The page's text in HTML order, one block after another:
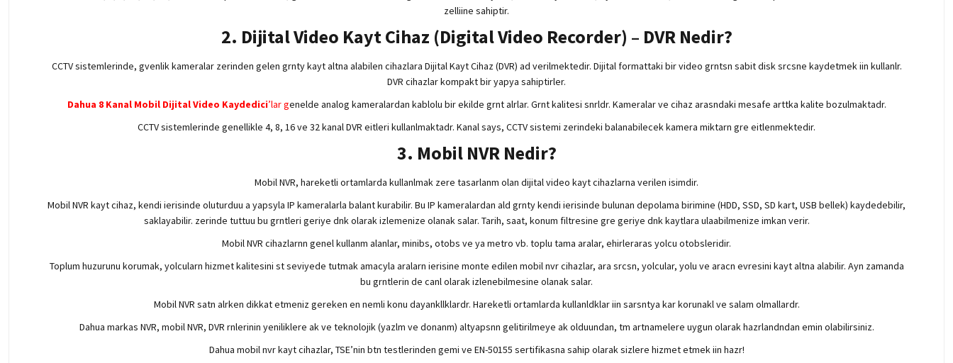
zelliine sahiptir.
2. Dijital Video Kayt Cihaz (Digital Video Recorder) – DVR Nedir?
CCTV sistemlerinde, gvenlik kameralar zerinden gelen grnty kayt altna alabilen cihazlara Dijital Kayt Cihaz (DVR) ad verilmektedir. Dijital formattaki bir video grntsn sabit disk srcsne kaydetmek iin kullanlr.
DVR cihazlar kompakt bir yapya sahiptirler.
Dahua 8 Kanal Mobil Dijital Video Kaydedici’lar genelde analog kameralardan kablolu bir ekilde grnt alrlar. Grnt kalitesi snrldr. Kameralar ve cihaz arasndaki mesafe arttka kalite bozulmaktadr.
CCTV sistemlerinde genellikle 4, 8, 16 ve 32 kanal DVR eitleri kullanlmaktadr. Kanal says, CCTV sistemi zerindeki balanabilecek kamera miktarn gre eitlenmektedir.
3. Mobil NVR Nedir?
Mobil NVR, hareketli ortamlarda kullanlmak zere tasarlanm olan dijital video kayt cihazlarna verilen isimdir.
Mobil NVR kayt cihaz, kendi ierisinde oluturduu a yapsyla IP kameralarla balant kurabilir. Bu IP kameralardan ald grnty kendi ierisinde bulunan depolama birimine (HDD, SSD, SD kart, USB bellek) kaydedebilir,
saklayabilir. zerinde tuttuu bu grntleri geriye dnk olarak izlemenize olanak salar. Tarih, saat, konum filtresine gre geriye dnk kaytlara ulaabilmenize imkan verir.
Mobil NVR cihazlarnn genel kullanm alanlar, minibs, otobs ve ya metro vb. toplu tama aralar, ehirleraras yolcu otobsleridir.
Toplum huzurunu korumak, yolcularn hizmet kalitesini st seviyede tutmak amacyla aralarn ierisine monte edilen mobil nvr cihazlar, ara srcsn, yolcular, yolu ve aracn evresini kayt altna alabilir. Ayn zamanda
bu grntlerin de canl olarak izlenebilmesine olanak salar.
Mobil NVR satn alrken dikkat etmeniz gereken en nemli konu dayankllklardr. Hareketli ortamlarda kullanldklar iin sarsntya kar korunakl ve salam olmallardr.
Dahua markas NVR, mobil NVR, DVR rnlerinin yeniliklere ak ve teknolojik (yazlm ve donanm) altyapsnn gelitirilmeye ak olduundan, tm artnamelere uygun olarak hazrlandndan emin olabilirsiniz.
Dahua mobil nvr kayt cihazlar, TSE’nin btn testlerinden gemi ve EN-50155 sertifikasna sahip olarak sizlere hizmet etmek iin hazr!